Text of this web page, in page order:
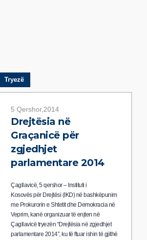
Tryezë
5 Qershor,2014
Drejtësia në
Graçanicë për
zgjedhjet
parlamentare 2014
Çagllavicë, 5 qershor – Instituti i
Kosovës për Drejtësi (IKD) në bashkëpunim
me Prokurorin e Shtetit dhe Demokracia në
Veprim, kanë organizuar të enjten në
Çagllavicë tryezën “Drejtësia në zgjedhjet
parlamentare 2014”, ku të ftuar ishin të gjithë